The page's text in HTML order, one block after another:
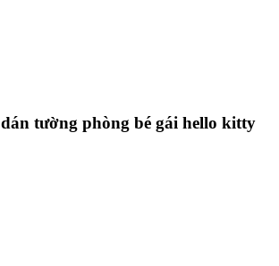
tường phòng bé gái hello kitty